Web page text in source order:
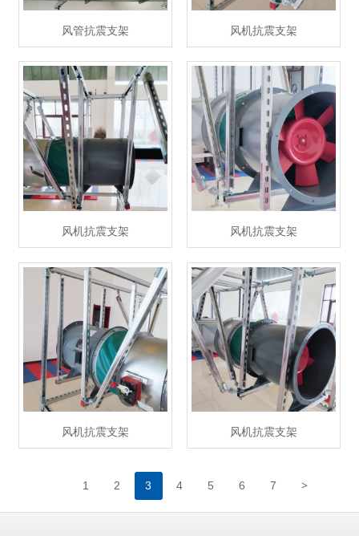
风管抗震支架 风机抗震支架
风机抗震支架 风机抗震支架
风机抗震支架 风机抗震支架
1 2 3 4 5 6 7 >